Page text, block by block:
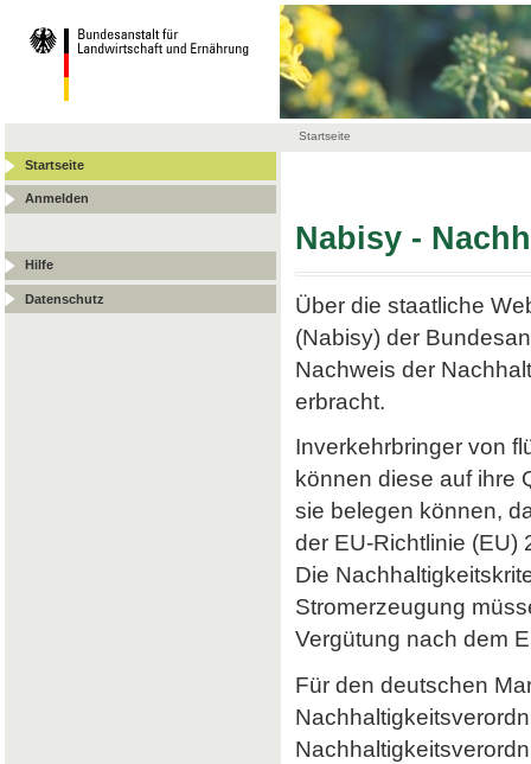
Startseite
Startseite
Anmelden
Hilfe
Datenschutz
Nabisy -
Über die staatliche
(Nabisy) der
Nachweis der
erbracht.
Inverkehrbringer von
können diese auf ihre
sie belegen können,
der EU-Richtlinie (EU)
Die
Stromerzeugung
Vergütung nach dem
Für den deutschen